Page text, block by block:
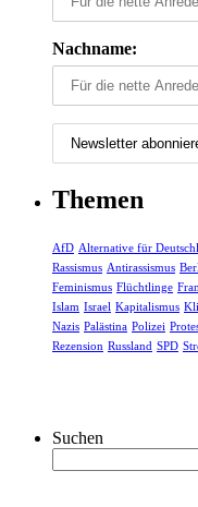
Nachname:
Themen
AfD Alternative für
Rassismus Antirassismus
Feminismus Flüchtlinge
Islam Israel Kapitalismus
Nazis Palästina Polizei
Rezension Russland SPD
Suchen